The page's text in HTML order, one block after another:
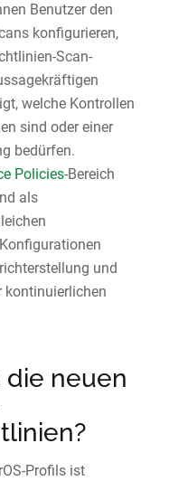
Benutzer den
konfigurieren,
Scan-
welche Kontrollen
sind oder einer
bedürfen.
Policies-Bereich
als
und
kontinuierlichen
neuen
Profils ist